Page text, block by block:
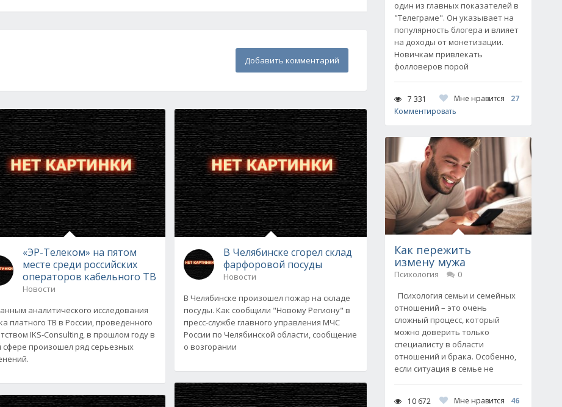
Добавить комментарий
«ЭР-Телеком» на пятом
месте среди российских
операторов кабельного ТВ
Новости
аналитического исследования
платного ТВ в России, проведенного
IKS-Consulting, в прошлом году в
сфере произошел ряд серьезных
В Челябинске сгорел склад
фарфоровой посуды
Новости
В Челябинске произошел пожар на складе
посуды. Как сообщили "Новому Региону" в
пресс-службе главного управления МЧС
России по Челябинской области, сообщение
о возгорании
один из главных показателей в
"Телеграме". Он указывает на
популярность блогера и влияет
на доходы от монетизации.
Новичкам привлекать
фолловеров порой
7 331 Мне нравится
27
Комментировать
Как пережить
измену мужа
Психология
0
Психология семьи и семейных
отношений – это очень
сложный процесс, который
можно доверить только
специалисту в области
отношений и брака. Особенно,
если ситуация в семье не
10 672 Мне нравится
46